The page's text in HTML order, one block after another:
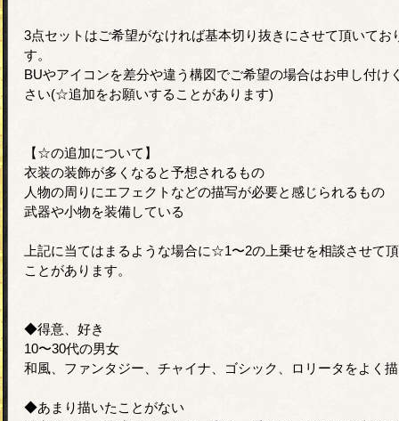
3点セットはご希望がなければ基本切り抜きにさせて頂いてお
す。
BUやアイコンを差分や違う構図でご希望の場合はお申し付け
さい(☆追加をお願いすることがあります)
【☆の追加について】
衣装の装飾が多くなると予想されるもの
人物の周りにエフェクトなどの描写が必要と感じられるもの
武器や小物を装備している
上記に当てはまるような場合に☆1〜2の上乗せを相談させて
ことがあります。
◆得意、好き
10〜30代の男女
和風、ファンタジー、チャイナ、ゴシック、ロリータをよく
◆あまり描いたことがない